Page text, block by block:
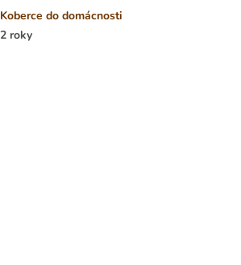
Koberce do domácnosti
2 roky